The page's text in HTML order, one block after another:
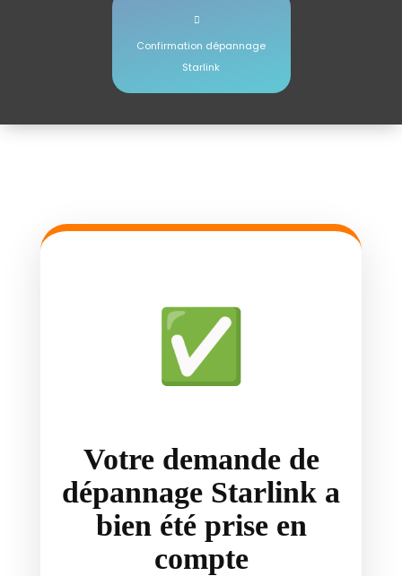
Confirmation dépannage
Starlink
✅
Votre demande de
dépannage Starlink a
bien été prise en
compte